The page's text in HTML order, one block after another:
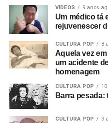
mail.
SERVIÇO
Hoobastank em Vila
Data: 1/11, domingo
Evento: Somos Rock Festival
a edição de 2026
Artista convidada: Aléxia
Ingressoaqui.
VIDEOS 9 anos
Um médico tá
rejuvenescer
CULTURA POP 8
Aquela vez
um acidente
homenagem
CULTURA POP
Barra
CULTURA POP 9